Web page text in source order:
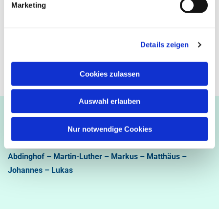
Marketing
Details zeigen
Cookies zulassen
Auswahl erlauben
Nur notwendige Cookies
Ev.-luth. Kirchengemeinde Paderborn
Bastfelder Weg 30 - 33098 Paderborn
05251/5002-32 und 5002-33
Abdinghof – Martin-Luther – Markus – Matthäus –
Johannes – Lukas